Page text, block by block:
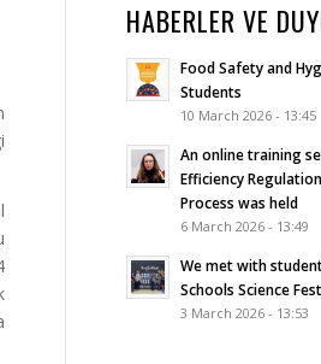
HABERLER VE
Food Safety and
Students
10 March 2026 - 13:45
An online training
Efficiency
Process was held
6 March 2026 - 13:49
We met with
Schools Science
3 March 2026 - 13:53